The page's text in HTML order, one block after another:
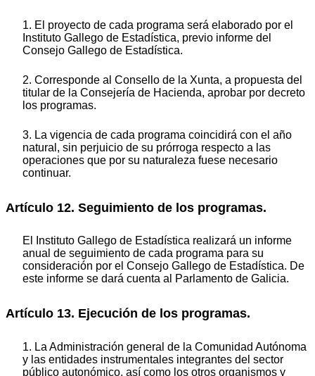
1. El proyecto de cada programa será elaborado por el
Instituto Gallego de Estadística, previo informe del
Consejo Gallego de Estadística.
2. Corresponde al Consello de la Xunta, a propuesta del
titular de la Consejería de Hacienda, aprobar por decreto
los programas.
3. La vigencia de cada programa coincidirá con el año
natural, sin perjuicio de su prórroga respecto a las
operaciones que por su naturaleza fuese necesario
continuar.
Artículo 12. Seguimiento de los programas.
El Instituto Gallego de Estadística realizará un informe
anual de seguimiento de cada programa para su
consideración por el Consejo Gallego de Estadística. De
este informe se dará cuenta al Parlamento de Galicia.
Artículo 13. Ejecución de los programas.
1. La Administración general de la Comunidad Autónoma
y las entidades instrumentales integrantes del sector
público autonómico, así como los otros organismos y